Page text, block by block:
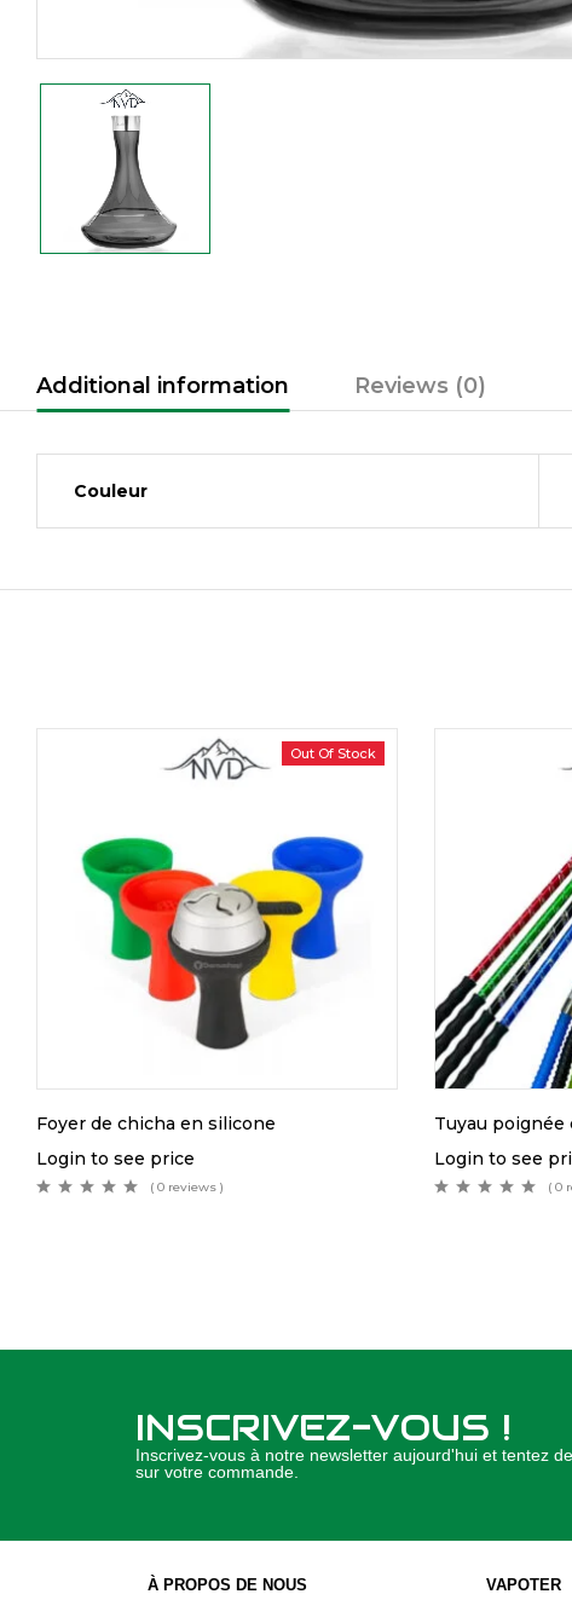
Additional information Reviews (0)
Couleur
Out Of Stock
Foyer de chicha en silicone
Login to see price
( 0 reviews )
Tuyau poignée
Login to see
( 0
INSCRIVEZ-VOUS !
Inscrivez-vous à notre newsletter aujourd'hui et tentez
sur votre commande.
À PROPOS DE NOUS VAPOTER